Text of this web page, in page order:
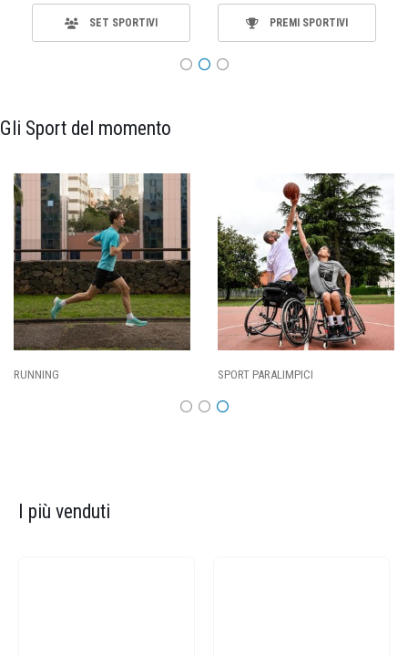
SET SPORTIVI PREMI SPORTIVI
Gli Sport del momento
BASKET
I più venduti